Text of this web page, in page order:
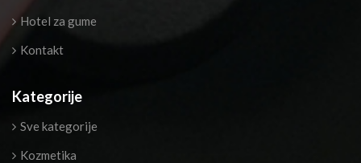
Hotel za gume
Kontakt
Kategorije
Sve kategorije
Kozmetika